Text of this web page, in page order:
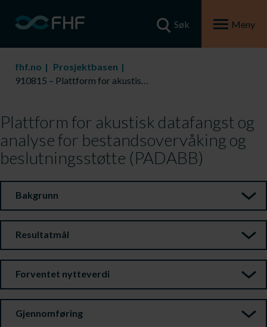
Søk Meny
fhf.no
Prosjektbasen
910815 – Plattform for akustisk datafangst og analyse for bestandsovervåking og beslutningsstøtte (PADABB)
Plattform for akustisk datafangst og
analyse for bestandsovervåking og
beslutningsstøtte (PADABB)
Bakgrunn
Resultatmål
Forventet nytteverdi
Gjennomføring